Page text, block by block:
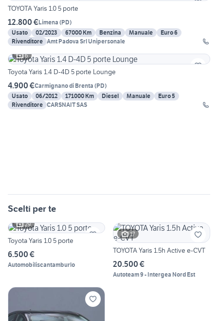
TOYOTA Yaris 1.0 5 porte
12.800 €Limena (PD)
Usato
02/2023 67000 Km Benzina Manuale
Euro 6
Rivenditore Amt Padova Srl Unipersonale
6
Toyota Yaris 1.4 D-4D 5 porte Lounge
4.900 €Carmignano di Brenta (PD)
Usato
06/2012 171000 Km Diesel Manuale
Euro 5
Rivenditore CARSNAIT SAS
Scelti per te
29
Toyota Yaris 1.0 5 porte
6.500 €
Automobiliscantamburlo
17
TOYOTA Yaris 1.5h Active e-CVT
20.500 €
Autoteam 9 - Intergea Nord Est